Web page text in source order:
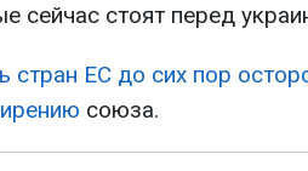
сейчас стоят перед
стран ЕС до сих пор
союза.